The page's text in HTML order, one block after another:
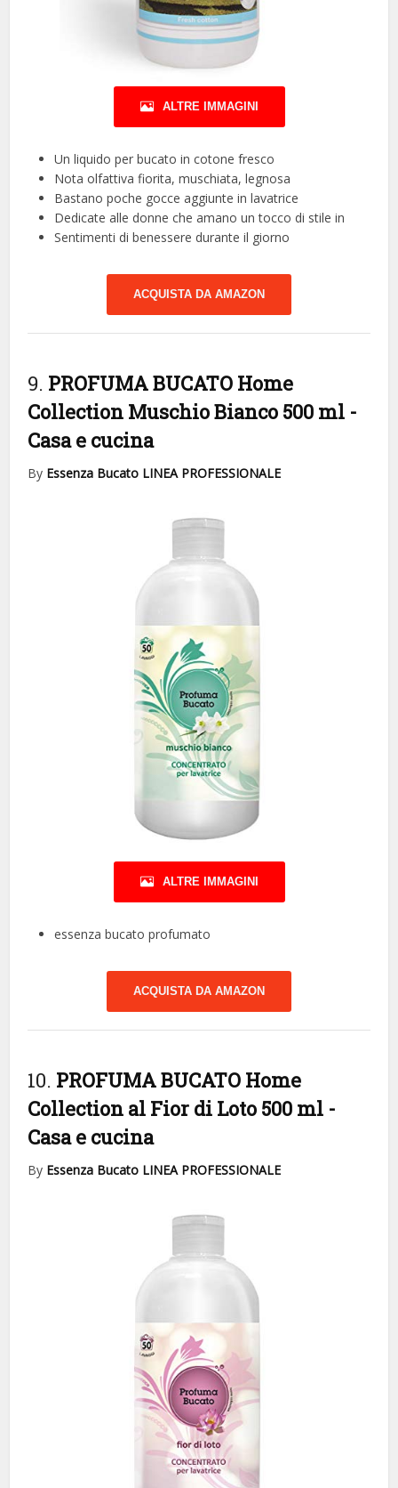
ALTRE IMMAGINI
Un liquido per bucato in cotone fresco
Nota olfattiva fiorita, muschiata, legnosa
Bastano poche gocce aggiunte in lavatrice
Dedicate alle donne che amano un tocco di stile in
Sentimenti di benessere durante il giorno
ACQUISTA DA AMAZON
9. PROFUMA BUCATO Home
Collection Muschio Bianco 500 ml -
Casa e cucina
By Essenza Bucato LINEA PROFESSIONALE
ALTRE IMMAGINI
essenza bucato profumato
ACQUISTA DA AMAZON
10. PROFUMA BUCATO Home
Collection al Fior di Loto 500 ml -
Casa e cucina
By Essenza Bucato LINEA PROFESSIONALE